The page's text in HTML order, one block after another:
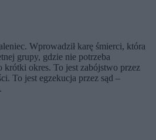
Wprowadził karę śmierci, która
grupy, gdzie nie potrzeba
krótki okres. To jest zabójstwo przez
To jest egzekucja przez sąd –